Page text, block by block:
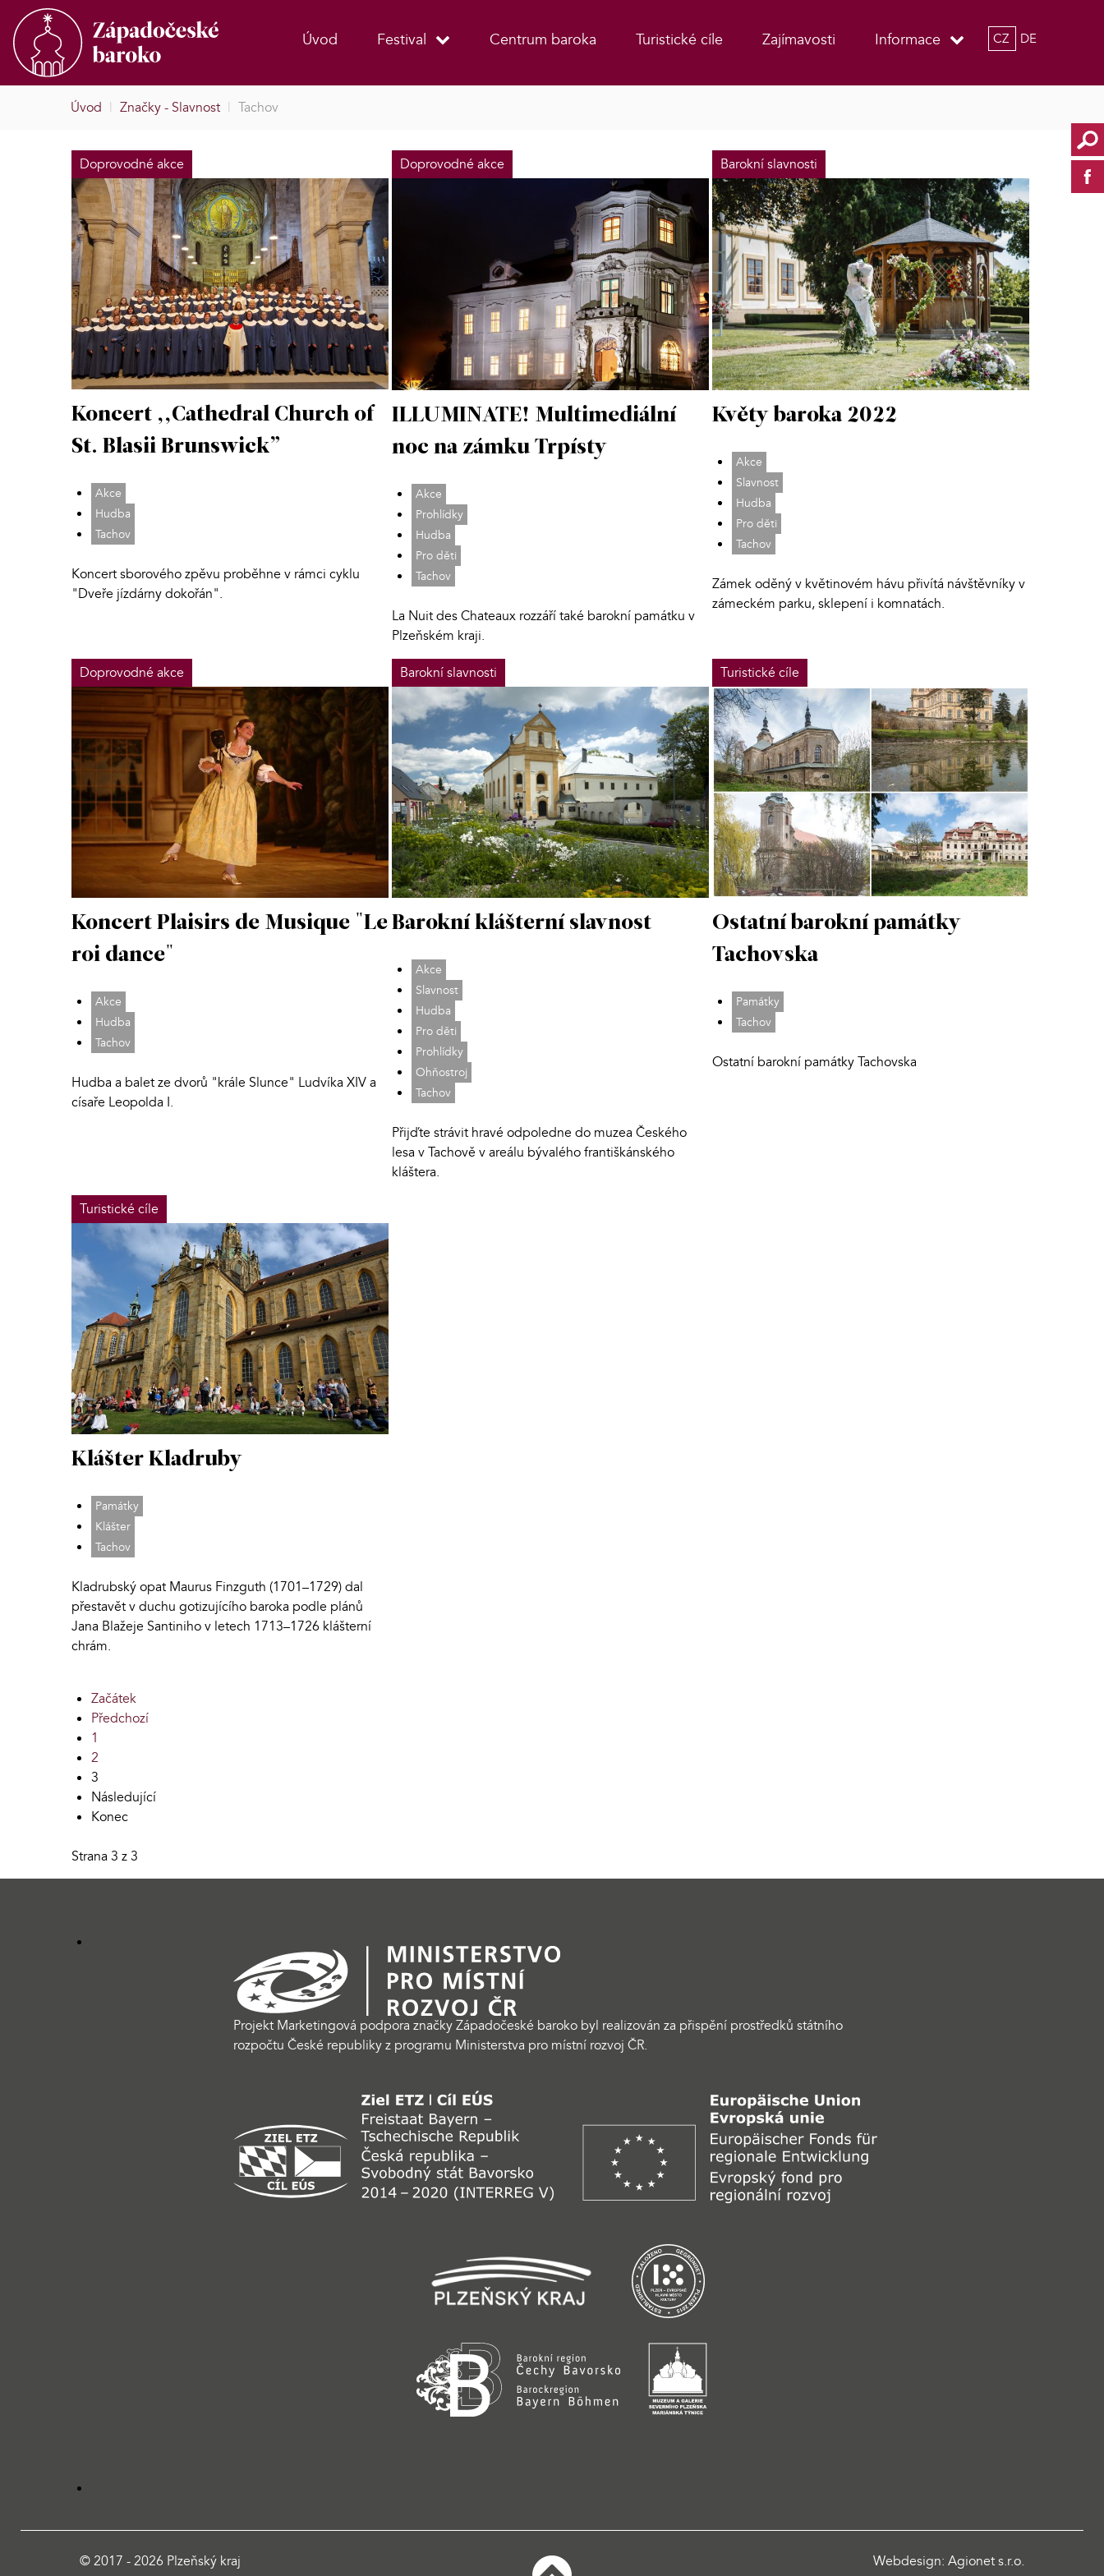
Úvod Festival Centrum baroka Turistické cíle Zajímavosti Informace CZ DE
Úvod | Značky - Slavnost | Tachov
Doprovodné akce
Koncert ,,Cathedral Church of
St. Blasii Brunswick”
Akce
Hudba
Tachov
Koncert sborového zpěvu proběhne v rámci cyklu
"Dveře jízdárny dokořán".
Doprovodné akce
ILLUMINATE! Multimediální
noc na zámku Trpísty
Akce
Prohlídky
Hudba
Pro děti
Tachov
La Nuit des Chateaux rozzáří také barokní památku v
Plzeňském kraji.
Barokní slavnosti
Květy baroka 2022
Akce
Slavnost
Hudba
Pro děti
Tachov
Zámek oděný v květinovém hávu přivítá návštěvníky v
zámeckém parku, sklepení i komnatách.
Doprovodné akce
Koncert Plaisirs de Musique "Le
roi dance"
Akce
Hudba
Tachov
Hudba a balet ze dvorů "krále Slunce" Ludvíka XIV a
císaře Leopolda I.
Barokní slavnosti
Barokní klášterní slavnost
Akce
Slavnost
Hudba
Pro děti
Prohlídky
Ohňostroj
Tachov
Přijďte strávit hravé odpoledne do muzea Českého
lesa v Tachově v areálu bývalého františkánského
kláštera.
Turistické cíle
Ostatní barokní památky
Tachovska
Památky
Tachov
Ostatní barokní památky Tachovska
Turistické cíle
Klášter Kladruby
Památky
Klášter
Tachov
Kladrubský opat Maurus Finzguth (1701–1729) dal
přestavět v duchu gotizujícího baroka podle plánů
Jana Blažeje Santiniho v letech 1713–1726 klášterní
chrám.
Začátek
Předchozí
1
2
3
Následující
Konec
Strana 3 z 3
Projekt Marketingová podpora značky Západočeské baroko byl realizován za přispění prostředků státního
rozpočtu České republiky z programu Ministerstva pro místní rozvoj ČR.
© 2017 - 2026 Plzeňský kraj Webdesign: Agionet s.r.o.